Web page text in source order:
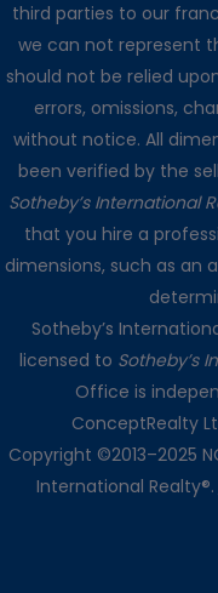
third parties to our
we can not represent
should not be relied
errors, omissions,
without notice. All
been verified by the
Sotheby’s International
that you hire a
dimensions, such as an
Sotheby’s
licensed to Sotheby’s
Office is
ConceptRealty
Copyright ©2013–2025
International Realty®.